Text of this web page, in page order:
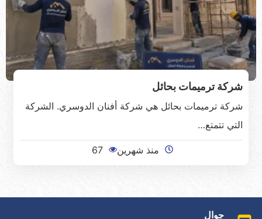
شركة ترميمات بحائل
شركة ترميمات بحائل هي شركة أفنان الدوسري. الشركة
التي تتمتع…
منذ شهرين 67
جوال